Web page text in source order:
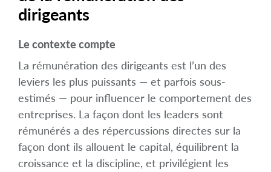
dirigeants
Le contexte compte
La rémunération des dirigeants est l’un des
leviers les plus puissants — et parfois sous-
estimés — pour influencer le comportement des
entreprises. La façon dont les leaders sont
rémunérés a des répercussions directes sur la
façon dont ils allouent le capital, équilibrent la
croissance et la discipline, et privilégient les